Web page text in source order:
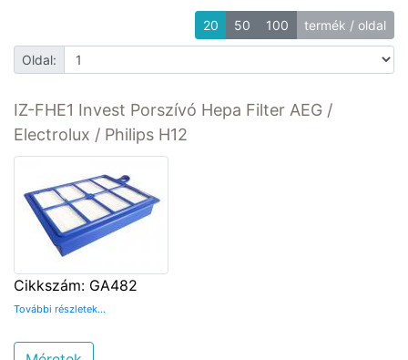
20 50 100 termék / oldal
Oldal:
IZ-FHE1 Invest Porszívó Hepa Filter AEG /
Electrolux / Philips H12
Cikkszám: GA482
További részletek...